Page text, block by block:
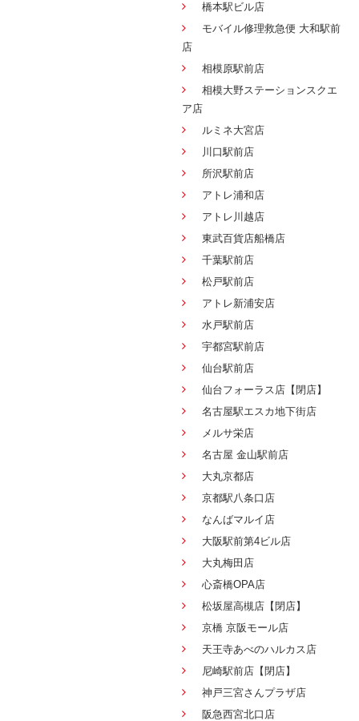
橋本駅ビル店
モバイル修理救急便 大和駅前
店
相模原駅前店
相模大野ステーションスクエ
ア店
ルミネ大宮店
川口駅前店
所沢駅前店
アトレ浦和店
アトレ川越店
東武百貨店船橋店
千葉駅前店
松戸駅前店
アトレ新浦安店
水戸駅前店
宇都宮駅前店
仙台駅前店
仙台フォーラス店【閉店】
名古屋駅エスカ地下街店
メルサ栄店
名古屋 金山駅前店
大丸京都店
京都駅八条口店
なんばマルイ店
大阪駅前第4ビル店
大丸梅田店
心斎橋OPA店
松坂屋高槻店【閉店】
京橋 京阪モール店
天王寺あべのハルカス店
尼崎駅前店【閉店】
神戸三宮さんプラザ店
阪急西宮北口店